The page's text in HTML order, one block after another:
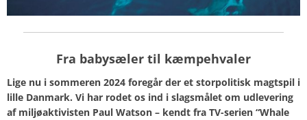
Fra babysæler til kæmpehvaler
Lige nu i sommeren 2024 foregår der et storpolitisk magtspil i
lille Danmark. Vi har rodet os ind i slagsmålet om udlevering
af miljøaktivisten Paul Watson – kendt fra TV-serien “Whale